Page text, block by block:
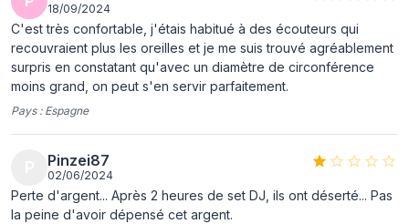
Type de
microphone
Poids et dimensions
Poids
Connectivité
Technologie de
connectivité
Avec fil
18/09/2024
C'est très confortable, j'étais habitué à des écouteurs qui
recouvraient plus les oreilles et je me suis trouvé agréablement
surpris en constatant qu'avec un diamètre de circonférence
moins grand, on peut s'en servir parfaitement.
Pays : Espagne
Pinzei87
02/06/2024
Perte d'argent... Après 2 heures de set DJ, ils ont déserté... Pas
la peine d'avoir dépensé cet argent.